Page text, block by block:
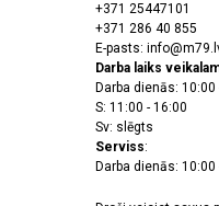
+371 25447101
+371 286 40 855
E-pasts:
Darba laiks
Darba dienās: 10:00
S: 11:00 - 16:00
Sv: slēgts
Serviss:
Darba dienās: 10:00